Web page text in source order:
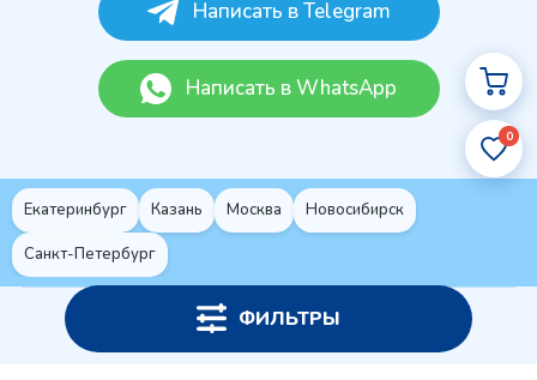
0
ФИЛЬТРЫ
Написать в Telegram
Написать в WhatsApp
Екатеринбург Казань Москва Новосибирск
Санкт-Петербург
Политика конфиденциальности